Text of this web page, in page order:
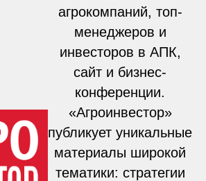
агрокомпаний, топ-
менеджеров и
инвесторов в АПК,
сайт и бизнес-
конференции.
«Агроинвестор»
публикует уникальные
материалы широкой
тематики: стратегии